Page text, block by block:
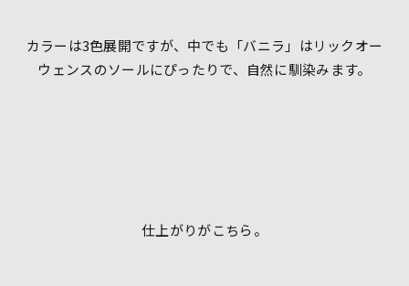
カラーは3色展開ですが、中でも「バニラ」はリックオー
ウェンスのソールにぴったりで、自然に馴染みます。
仕上がりがこちら。